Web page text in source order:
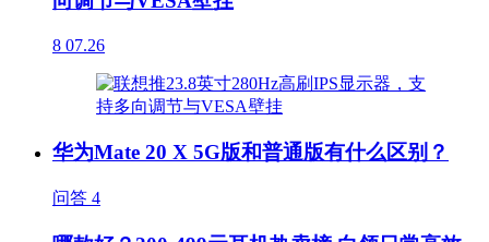
8 07.26
华为Mate 20 X 5G版和普通版有什么区别？
问答 4